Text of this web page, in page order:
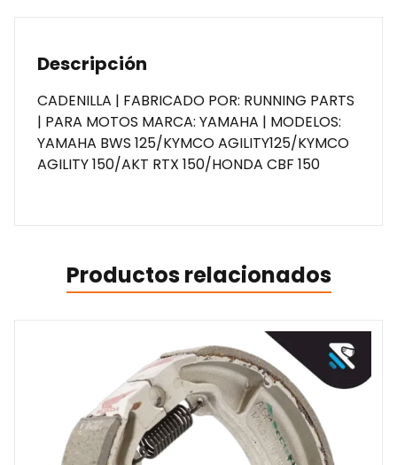
Descripción
CADENILLA | FABRICADO POR: RUNNING PARTS
| PARA MOTOS MARCA: YAMAHA | MODELOS:
YAMAHA BWS 125/KYMCO AGILITY125/KYMCO
AGILITY 150/AKT RTX 150/HONDA CBF 150
Productos relacionados